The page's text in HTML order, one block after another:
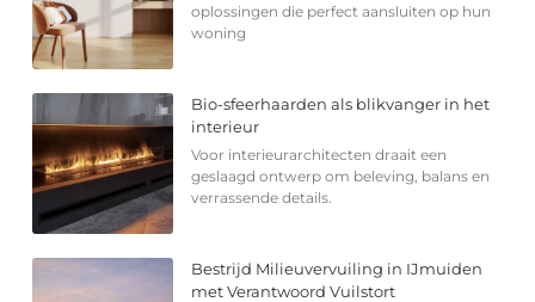
oplossingen die perfect aansluiten op hun
woning
Bio-sfeerhaarden als blikvanger in het
interieur
Voor interieurarchitecten draait een
geslaagd ontwerp om beleving, balans en
verrassende details.
Bestrijd Milieuvervuiling in IJmuiden
met Verantwoord Vuilstort